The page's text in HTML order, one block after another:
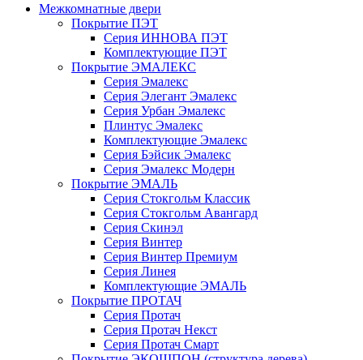
Межкомнатные двери
Покрытие ПЭТ
Серия ИННОВА ПЭТ
Комплектующие ПЭТ
Покрытие ЭМАЛЕКС
Серия Эмалекс
Серия Элегант Эмалекс
Серия Урбан Эмалекс
Плинтус Эмалекс
Комплектующие Эмалекс
Серия Бэйсик Эмалекс
Серия Эмалекс Модерн
Покрытие ЭМАЛЬ
Серия Стокгольм Классик
Серия Стокгольм Авангард
Серия Скинэл
Серия Винтер
Серия Винтер Премиум
Серия Линея
Комплектующие ЭМАЛЬ
Покрытие ПРОТАЧ
Серия Протач
Серия Протач Некст
Серия Протач Смарт